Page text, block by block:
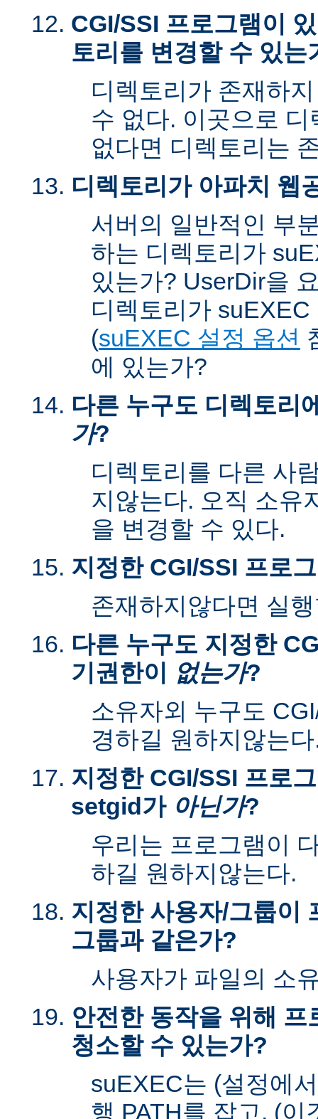
CGI/SSI 프로그램이
토리를 변경할 수 있는
디렉토리가 존재하
수 없다. 이곳으로
없다면 디렉토리는
디렉토리가 아파치 웹
서버의 일반적인 부
하는 디렉토리가
있는가? UserDir을
디렉토리가
(suEXEC 설정 옵션
에 있는가?
다른 누구도 디렉토리
가?
디렉토리를 다른 사
지않는다. 오직 소유
을 변경할 수 있다.
지정한 CGI/SSI 프로
존재하지않다면 실
다른 누구도 지정한
기권한이
없는가?
소유자외 누구도
경하길 원하지않는
지정한 CGI/SSI 프로
setgid가 아닌가?
우리는 프로그램이
하길 원하지않는다.
지정한 사용자/그룹이
그룹과 같은가?
사용자가 파일의 소
안전한 동작을 위해
청소할 수 있는가?
suEXEC는 (설정에
행 PATH를 잡고, (